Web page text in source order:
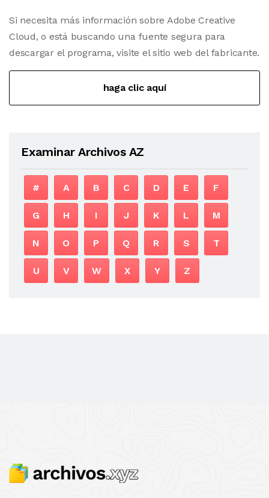
Si necesita más información sobre Adobe Creative
Cloud, o está buscando una fuente segura para
descargar el programa, visite el sitio web del fabricante.
haga clic aquí
Examinar Archivos AZ
# A B C D E F
G H I J K L M
N O P Q R S T
U V W X Y Z